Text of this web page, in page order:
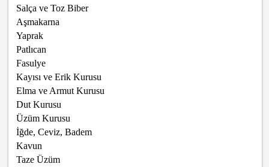
Salça ve Toz Biber
Aşmakarna
Yaprak
Patlıcan
Fasulye
Kayısı ve Erik Kurusu
Elma ve Armut Kurusu
Dut Kurusu
Üzüm Kurusu
İğde, Ceviz, Badem
Kavun
Taze Üzüm